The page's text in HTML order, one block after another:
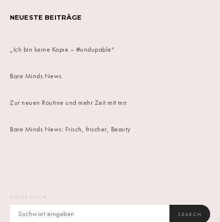
NEUESTE BEITRÄGE
„Ich bin keine Kopie – #undupable“
Bare Minds News
Zur neuen Routine und mehr Zeit mit mir
Bare Minds News: Frisch, frischer, Beauty
SUCHE NACH:
SEARCH